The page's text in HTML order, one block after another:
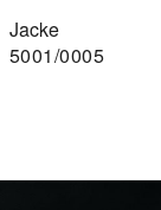
Jacke
5001/0005